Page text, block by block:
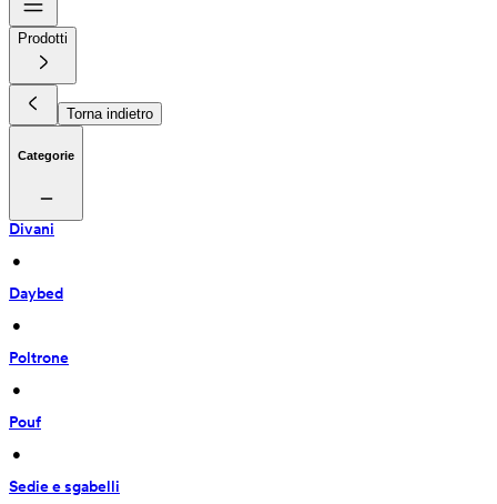
Prodotti
Torna indietro
Categorie
Divani
•
Daybed
•
Poltrone
•
Pouf
•
Sedie e sgabelli